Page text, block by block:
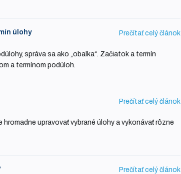
úlohy
správa sa ako „obalka“. Začiatok a termín
a termínom podúloh.
Prečítať celý článok
hromadne upravovať vybrané úlohy a vykonávať rôzne
Prečítať celý článok
Prečítať celý článok